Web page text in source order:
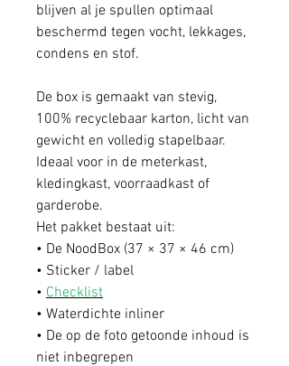
blijven al je spullen optimaal
beschermd tegen vocht, lekkages,
condens en stof.
De box is gemaakt van stevig,
100% recyclebaar karton, licht van
gewicht en volledig stapelbaar.
Ideaal voor in de meterkast,
kledingkast, voorraadkast of
garderobe.
Het pakket bestaat uit:
• De NoodBox (37 × 37 × 46 cm)
• Sticker / label
• Checklist
• Waterdichte inliner
• De op de foto getoonde inhoud is
niet inbegrepen